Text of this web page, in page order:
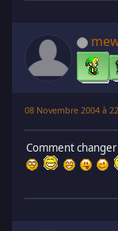
08 Novembre 2004 à
Comment